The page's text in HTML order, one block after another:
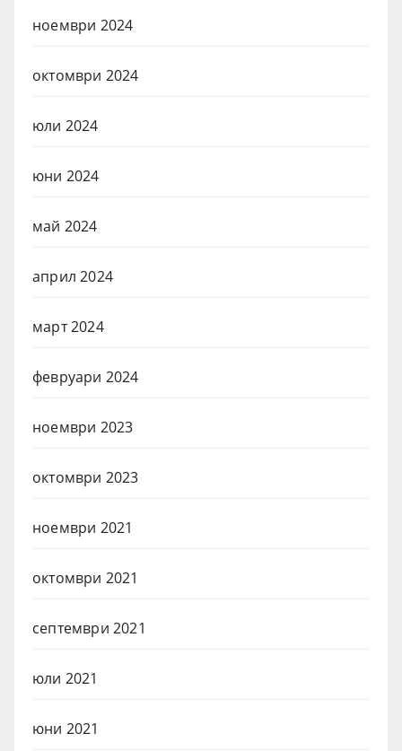
ноември 2024
октомври 2024
юли 2024
юни 2024
май 2024
април 2024
март 2024
февруари 2024
ноември 2023
октомври 2023
ноември 2021
октомври 2021
септември 2021
юли 2021
юни 2021